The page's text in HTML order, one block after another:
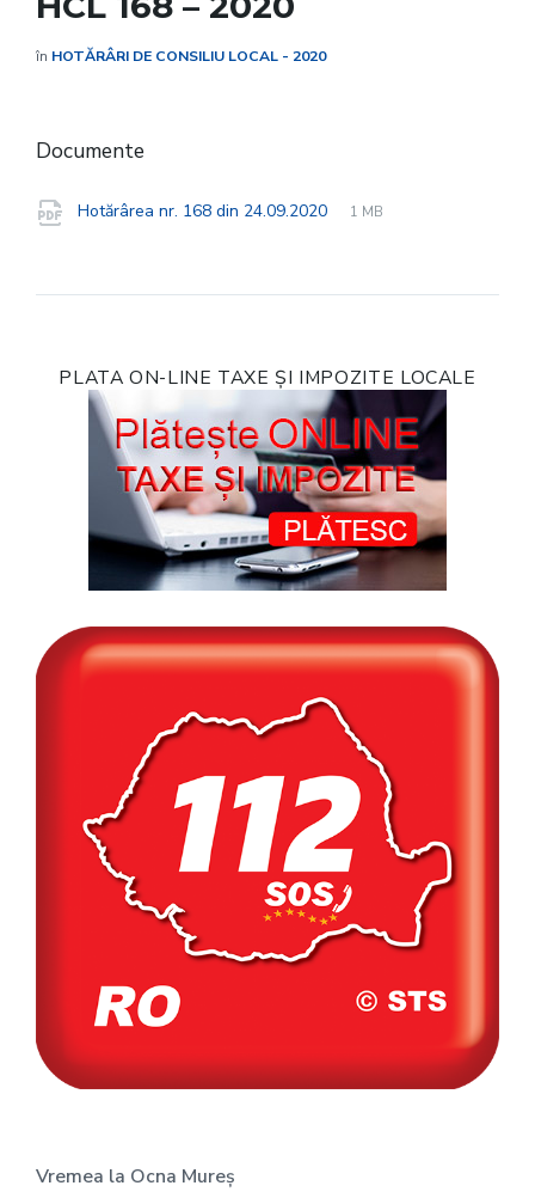
în HOTĂRÂRI DE CONSILIU LOCAL - 2020
Documente
Hotărârea nr. 168 din 24.09.2020
File
pdf
File
1 MB
PLATA ON-LINE TAXE ȘI IMPOZITE LOCALE
Vremea la Ocna Mureș